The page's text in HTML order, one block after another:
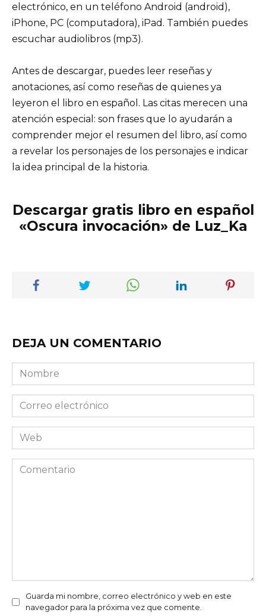
electrónico, en un teléfono Android (android),
iPhone, PC (computadora), iPad. También puedes
escuchar audiolibros (mp3).
Antes de descargar, puedes leer reseñas y
anotaciones, así como reseñas de quienes ya
leyeron el libro en español. Las citas merecen una
atención especial: son frases que lo ayudarán a
comprender mejor el resumen del libro, así como
a revelar los personajes de los personajes e indicar
la idea principal de la historia.
Descargar gratis libro en español
«Oscura invocación» de Luz_Ka
DEJA UN COMENTARIO
Nombre
Correo
electrónico
Web
Comentario
Guarda mi nombre, correo electrónico y web en este
navegador para la próxima vez que comente.